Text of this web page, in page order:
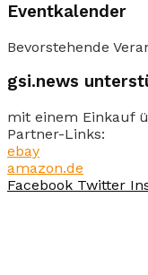
Eventkalender
Bevorstehende
gsi.news
mit einem Einkauf
Partner-Links:
ebay
amazon.de
Facebook Twitter